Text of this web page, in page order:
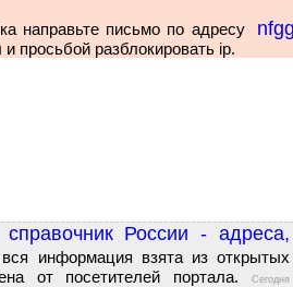
направьте письмо по адресу
просьбой разблокировать ip.
России - адреса,
информация взята из открытых
от посетителей портала.
Сегодня